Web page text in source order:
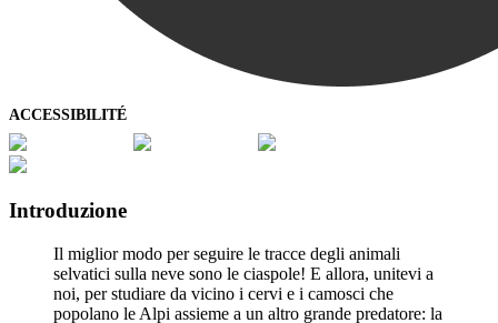
ACCESSIBILITÉ
Introduzione
Il miglior modo per seguire le tracce degli animali
selvatici sulla neve sono le ciaspole! E allora, unitevi a
noi, per studiare da vicino i cervi e i camosci che
popolano le Alpi assieme a un altro grande predatore: la